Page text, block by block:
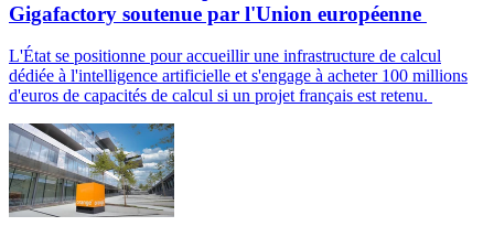
Gigafactory soutenue par l'Union européenne
L'État se positionne pour accueillir une infrastructure de calcul
dédiée à l'intelligence artificielle et s'engage à acheter 100 millions
d'euros de capacités de calcul si un projet français est retenu.